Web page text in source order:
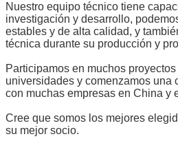
Nuestro equipo técnico tiene
investigación y desarrollo,
estables y de alta calidad, y
técnica durante su producción y
Participamos en muchos
universidades y comenzamos una
con muchas empresas en China y
Cree que somos los mejores
su mejor socio.